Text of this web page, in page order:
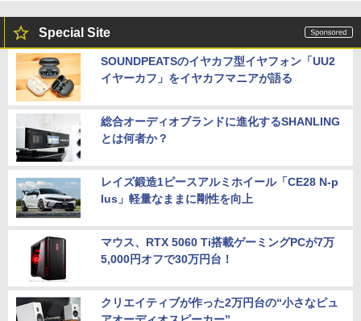
Special Site
SOUNDPEATSのイヤカフ型イヤフォン「UU2
イヤーカフ」をイヤカフマニアが語る
総合オーディオブランドに進化するSHANLING
とは何者か？
レイズ鍛造1ピースアルミホイール「CE28 N-p
lus」軽量なままに剛性を向上
マウス、RTX 5060 Ti搭載ゲーミングPCが7万
5,000円オフで30万円台！
クリエイティブが作った2万円台の“小さなピュ